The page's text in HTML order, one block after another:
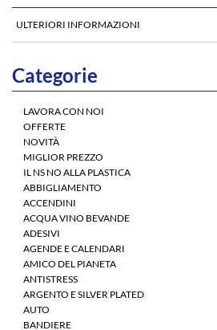
ULTERIORI INFORMAZIONI
Categorie
LAVORA CON NOI
OFFERTE
NOVITÀ
MIGLIOR PREZZO
IL NS NO ALLA PLASTICA
ABBIGLIAMENTO
ACCENDINI
ACQUA VINO BEVANDE
ADESIVI
AGENDE E CALENDARI
AMICO DEL PIANETA
ANTISTRESS
ARGENTO E SILVER PLATED
AUTO
BANDIERE